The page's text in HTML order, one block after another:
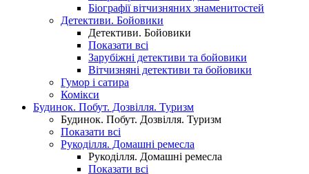
Біографії вітчизняних знаменитостей
Детективи. Бойовики
Детективи. Бойовики
Показати всі
Зарубіжні детективи та бойовики
Вітчизняні детективи та бойовики
Гумор і сатира
Комікси
Будинок. Побут. Дозвілля. Туризм
Будинок. Побут. Дозвілля. Туризм
Показати всі
Рукоділля. Домашні ремесла
Рукоділля. Домашні ремесла
Показати всі